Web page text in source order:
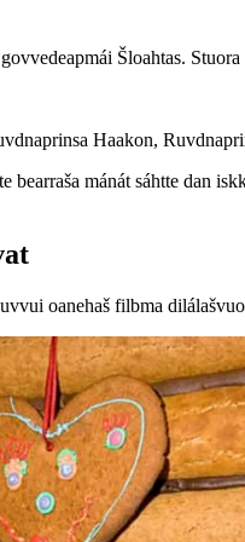
Šloahtas.
Haakon,
bearraša mánát sáhtte dan
oanehaš filbma